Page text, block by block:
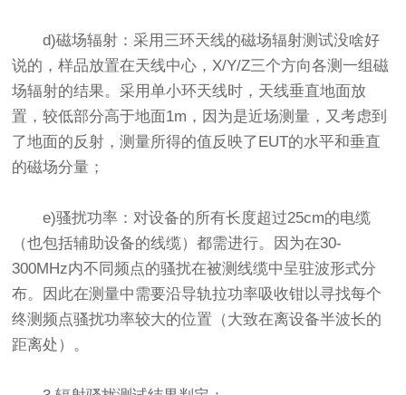
d)磁场辐射：采用三环天线的磁场辐射测试没啥好
说的，样品放置在天线中心，X/Y/Z三个方向各测一组磁
场辐射的结果。采用单小环天线时，天线垂直地面放
置，较低部分高于地面1m，因为是近场测量，又考虑到
了地面的反射，测量所得的值反映了EUT的水平和垂直
的磁场分量；
e)骚扰功率：对设备的所有长度超过25cm的电缆
（也包括辅助设备的线缆）都需进行。因为在30-
300MHz内不同频点的骚扰在被测线缆中呈驻波形式分
布。因此在测量中需要沿导轨拉功率吸收钳以寻找每个
终测频点骚扰功率较大的位置（大致在离设备半波长的
距离处）。